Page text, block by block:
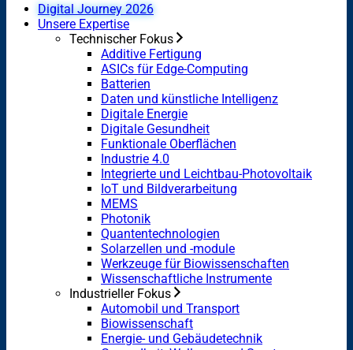
Digital Journey 2026
Unsere Expertise
Technischer Fokus
Additive Fertigung
ASICs für Edge-Computing
Batterien
Daten und künstliche Intelligenz
Digitale Energie
Digitale Gesundheit
Funktionale Oberflächen
Industrie 4.0
Integrierte und Leichtbau-Photovoltaik
IoT und Bildverarbeitung
MEMS
Photonik
Quantentechnologien
Solarzellen und -module
Werkzeuge für Biowissenschaften
Wissenschaftliche Instrumente
Industrieller Fokus
Automobil und Transport
Biowissenschaft
Energie- und Gebäudetechnik